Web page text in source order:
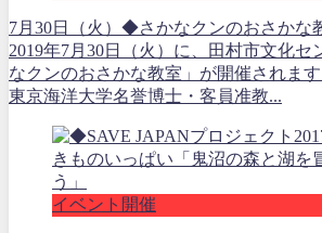
7月30日（火）◆さかなクンのおさかな
2019年7月30日（火）に、田村市文化セ
なクンのおさかな教室」が開催されま
東京海洋大学名誉博士・客員准教...
イベント開催